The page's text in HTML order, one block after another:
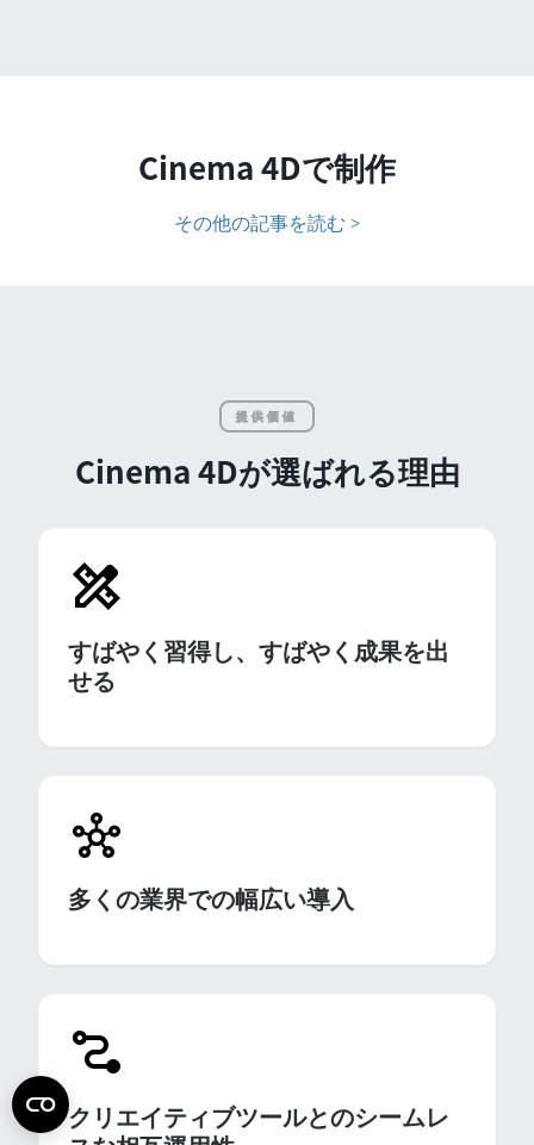
Cinema 4Dで制作
その他の記事を読む >
提供価値
Cinema 4Dが選ばれる理由
すばやく習得し、すばやく成果を出
せる
多くの業界での幅広い導入
クリエイティブツールとのシームレ